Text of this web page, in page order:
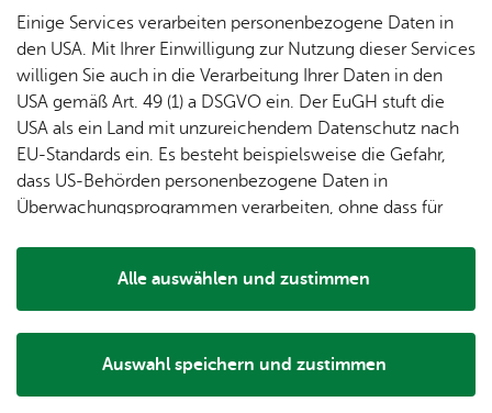
chen­
markt
Mit­tei­
lungs­
blatt
Ge­
schic
h­te
Lo­ka­le
Agen­
da
Ein­
rich­
tun­
gen
„Beats and Bottles“ direkt auf dem Adenauerplatz mit
Weingütern der Region, lokalen Anbieter und DJ-Musik
non stop!
Am 18. und 19. Juni trifft zum zweiten Mal urbaner Lifestyle
auf feine Aromen: Genieße im Herzen der Stadt
Einige Services verarbeiten personenbezogene Daten in
den USA. Mit Ihrer Einwilligung zur Nutzung dieser Services
willigen Sie auch in die Verarbeitung Ihrer Daten in den
USA gemäß Art. 49 (1) a DSGVO ein. Der EuGH stuft die
USA als ein Land mit unzureichendem Datenschutz nach
EU-Standards ein. Es besteht beispielsweise die Gefahr,
dass US-Behörden personenbezogene Daten in
Überwachungsprogrammen verarbeiten, ohne dass für
Auswahl speichern und zustimmen
Alle auswählen und zustimmen